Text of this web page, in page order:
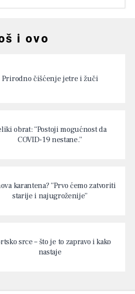
i ovo
Prirodno čišćenje jetre i žuči
obrat: “Postoji mogućnost da
COVID-19 nestane.”
karantena? “Prvo ćemo zatvoriti
starije i najugroženije”
srce – što je to zapravo i kako
nastaje